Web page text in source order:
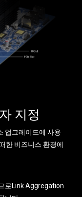
지정
업그레이드에 사용
한 비즈니스 환경에
로Link Aggregation